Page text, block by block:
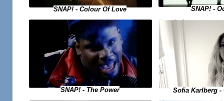
SNAP! - Colour Of Love SNAP! -
SNAP! - The Power Sofia Karlberg -